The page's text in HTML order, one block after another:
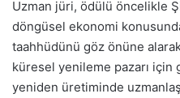
Uzman jüri, ödülü öncelikle
döngüsel ekonomi
taahhüdünü göz önüne
küresel yenileme pazarı için
yeniden üretiminde